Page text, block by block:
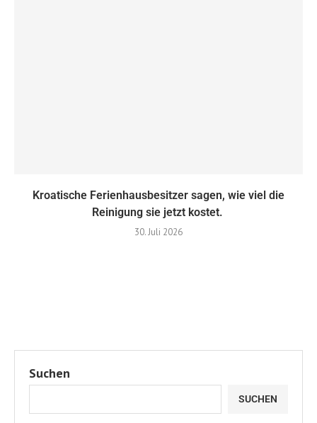
Kroatische Ferienhausbesitzer sagen, wie viel die
Reinigung sie jetzt kostet.
30. Juli 2026
Suchen
SUCHEN